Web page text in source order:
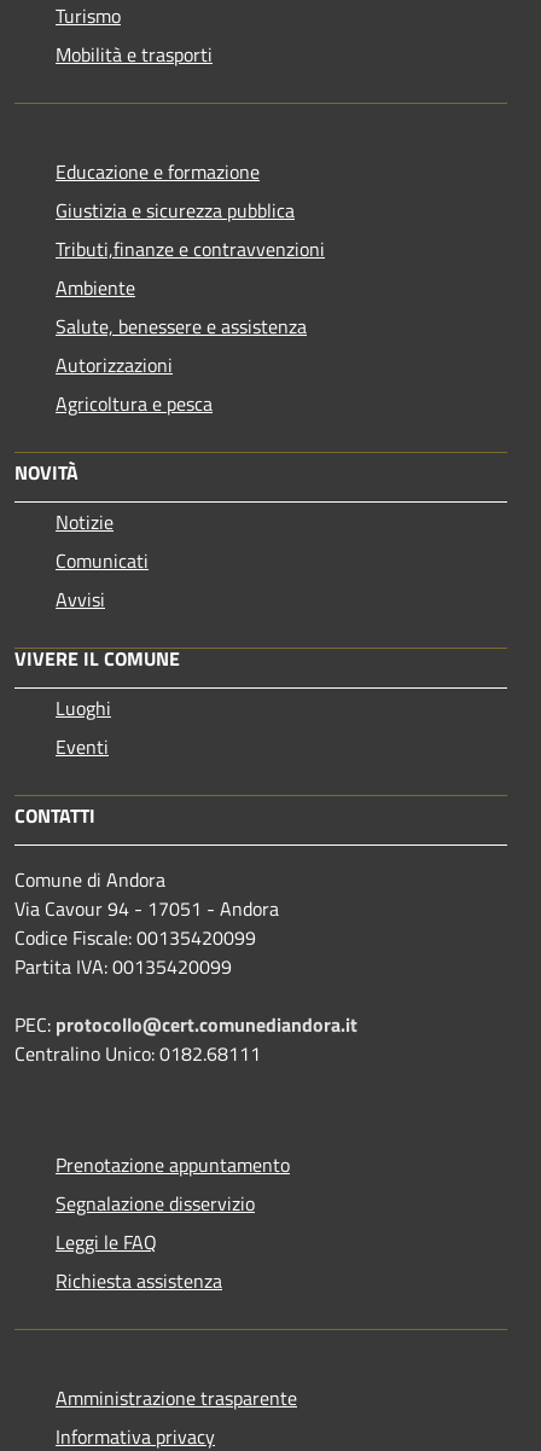
Turismo
Mobilità e trasporti
Educazione e formazione
Giustizia e sicurezza pubblica
Tributi,finanze e contravvenzioni
Ambiente
Salute, benessere e assistenza
Autorizzazioni
Agricoltura e pesca
NOVITÀ
Notizie
Comunicati
Avvisi
VIVERE IL COMUNE
Luoghi
Eventi
CONTATTI
Comune di Andora
Via Cavour 94 - 17051 - Andora
Codice Fiscale: 00135420099
Partita IVA: 00135420099
PEC: protocollo@cert.comunediandora.it
Centralino Unico: 0182.68111
Prenotazione appuntamento
Segnalazione disservizio
Leggi le FAQ
Richiesta assistenza
Amministrazione trasparente
Informativa privacy